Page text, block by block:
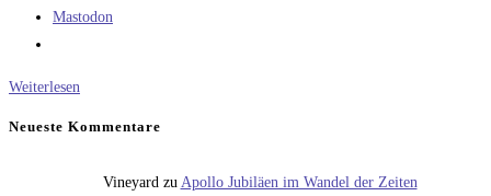
Mastodon
Weiterlesen
Neueste Kommentare
Vineyard zu Apollo Jubiläen im Wandel der Zeiten